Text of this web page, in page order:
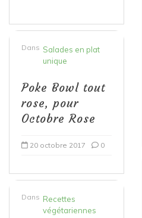
Dans Salades en plat
unique
Poke Bowl tout
rose, pour
Octobre Rose
20 octobre 2017 0
Dans Recettes
végétariennes